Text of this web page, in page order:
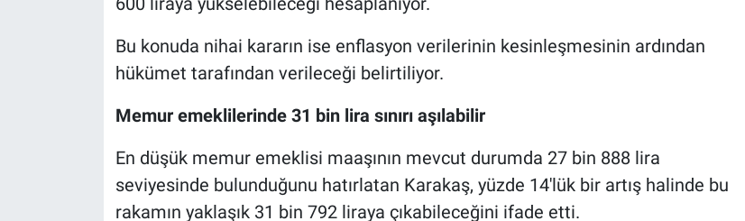
Bu konuda nihai kararın ise enflasyon verilerinin kesinleşmesinin ardından
hükümet tarafından verileceği belirtiliyor.
Memur emeklilerinde 31 bin lira sınırı aşılabilir
En düşük memur emeklisi maaşının mevcut durumda 27 bin 888 lira
seviyesinde bulunduğunu hatırlatan Karakaş, yüzde 14'lük bir artış halinde bu
rakamın yaklaşık 31 bin 792 liraya çıkabileceğini ifade etti.